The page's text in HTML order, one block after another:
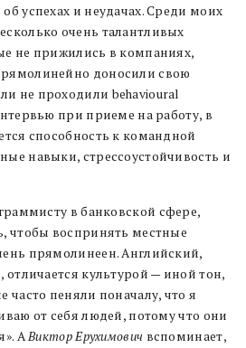
успехах и неудачах. Среди моих
очень талантливых
не прижились в компаниях,
доносили свою
не проходили behavioural
при приеме на работу, в
способность к командной
навыки, стрессоустойчивость и
в банковской сфере,
чтобы воспринять местные
прямолинеен. Английский,
отличается культурой — иной тон,
часто пеняли поначалу, что я
от себя людей, потому что они
АВиктор Ерухимович вспоминает,